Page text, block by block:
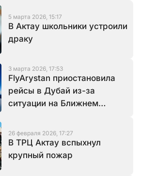
5 марта 2026, 15:17
В Актау школьники устроили
драку
3 марта 2026, 17:53
FlyArystan приостановила
рейсы в Дубай из-за
ситуации на Ближнем
26 февраля 2026, 17:27
В ТРЦ Актау вспыхнул
крупный пожар